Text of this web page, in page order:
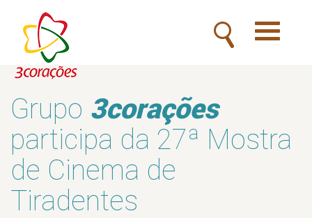
Toggle
navigation
Grupo 3corações
participa da 27ª Mostra
de Cinema de
Tiradentes